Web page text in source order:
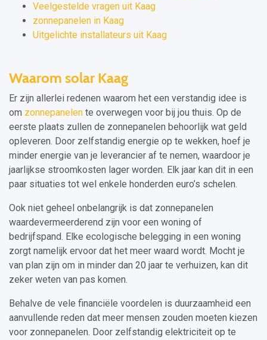
Veelgestelde vragen uit Kaag
zonnepanelen in Kaag
Uitgelichte installateurs uit Kaag
Waarom solar Kaag
Er zijn allerlei redenen waarom het een verstandig idee is
om zonnepanelen te overwegen voor bij jou thuis. Op de
eerste plaats zullen de zonnepanelen behoorlijk wat geld
opleveren. Door zelfstandig energie op te wekken, hoef je
minder energie van je leverancier af te nemen, waardoor je
jaarlijkse stroomkosten lager worden. Elk jaar kan dit in een
paar situaties tot wel enkele honderden euro’s schelen.
Ook niet geheel onbelangrijk is dat zonnepanelen
waardevermeerderend zijn voor een woning of
bedrijfspand. Elke ecologische belegging in een woning
zorgt namelijk ervoor dat het meer waard wordt. Mocht je
van plan zijn om in minder dan 20 jaar te verhuizen, kan dit
zeker weten van pas komen.
Behalve de vele financiële voordelen is duurzaamheid een
aanvullende reden dat meer mensen zouden moeten kiezen
voor zonnepanelen. Door zelfstandig elektriciteit op te